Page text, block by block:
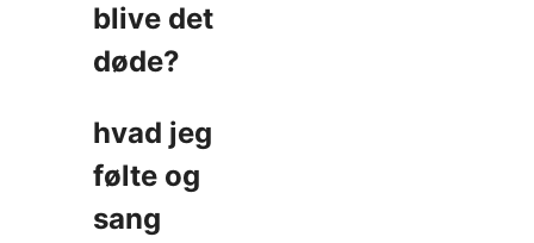
blive det
døde?
hvad jeg
følte og
sang